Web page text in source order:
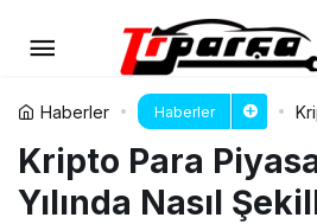
Haberler Haberler
Kripto Para
Yılında Nasıl